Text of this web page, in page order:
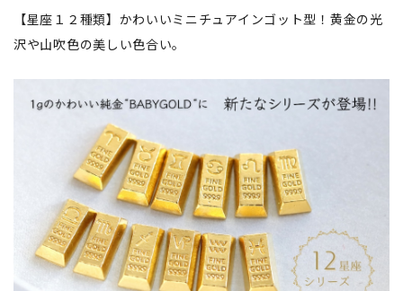
【星座１２種類】かわいいミニチュアインゴット型！黄金の光
沢や山吹色の美しい色合い。